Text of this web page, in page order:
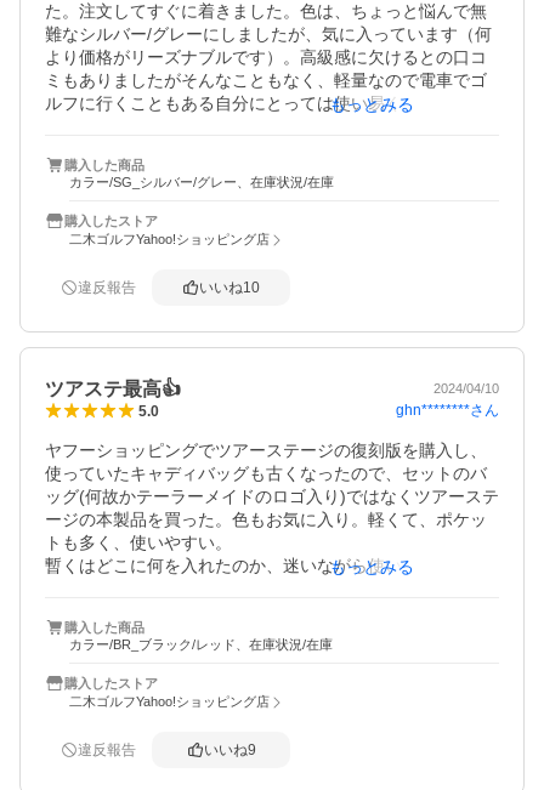
た。注文してすぐに着きました。色は、ちょっと悩んで無
難なシルバー/グレーにしましたが、気に入っています（何
より価格がリーズナブルです）。高級感に欠けるとの口コ
ミもありましたがそんなこともなく、軽量なので電車でゴ
ルフに行くこともある自分にとっては使い易く、良かった
もっとみる
購入した商品
カラー/SG_シルバー/グレー、在庫状況/在庫
購入したストア
二木ゴルフYahoo!ショッピング店
違反報告 いいね10
ツアステ最高👍 2024/04/10
5.0 ghn********さん
ヤフーショッピングでツアーステージの復刻版を購入し、
使っていたキャディバッグも古くなったので、セットのバ
ッグ(何故かテーラーメイドのロゴ入り)ではなくツアーステ
ージの本製品を買った。色もお気に入り。軽くて、ポケッ
トも多く、使いやすい。
暫くはどこに何を入れたのか、迷いながら使います。値段
もっとみる
購入した商品
カラー/BR_ブラック/レッド、在庫状況/在庫
購入したストア
二木ゴルフYahoo!ショッピング店
違反報告 いいね9